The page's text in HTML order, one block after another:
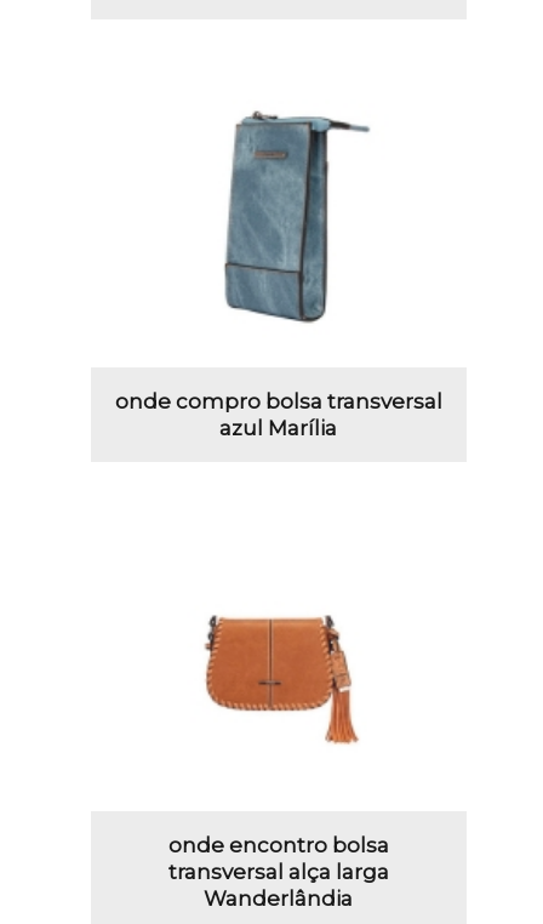
onde compro bolsa transversal
azul Marília
onde encontro bolsa
transversal alça larga
Wanderlândia